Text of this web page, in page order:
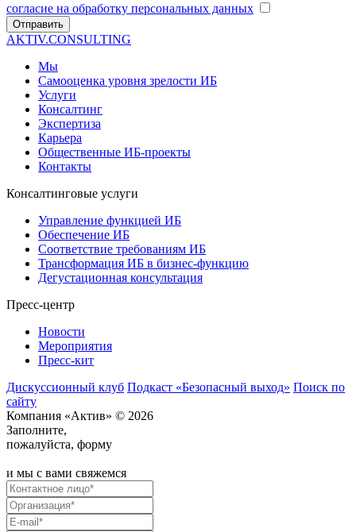
согласие на обработку персональных данных
Отправить
AKTIV.CONSULTING
Мы
Самооценка уровня зрелости ИБ
Услуги
Консалтинг
Экспертиза
Карьера
Общественные ИБ-проекты
Контакты
Консалтинговые услуги
Управление функцией ИБ
Обеспечение ИБ
Соответствие требованиям ИБ
Трансформация ИБ в бизнес-функцию
Дегустационная консультация
Пресс-центр
Новости
Мероприятия
Пресс-кит
Дискуссионный клуб Подкаст «Безопасный выход» Поиск по
сайту
Компания «Актив» © 2026
Заполните,
пожалуйста, форму
и мы с вами свяжемся